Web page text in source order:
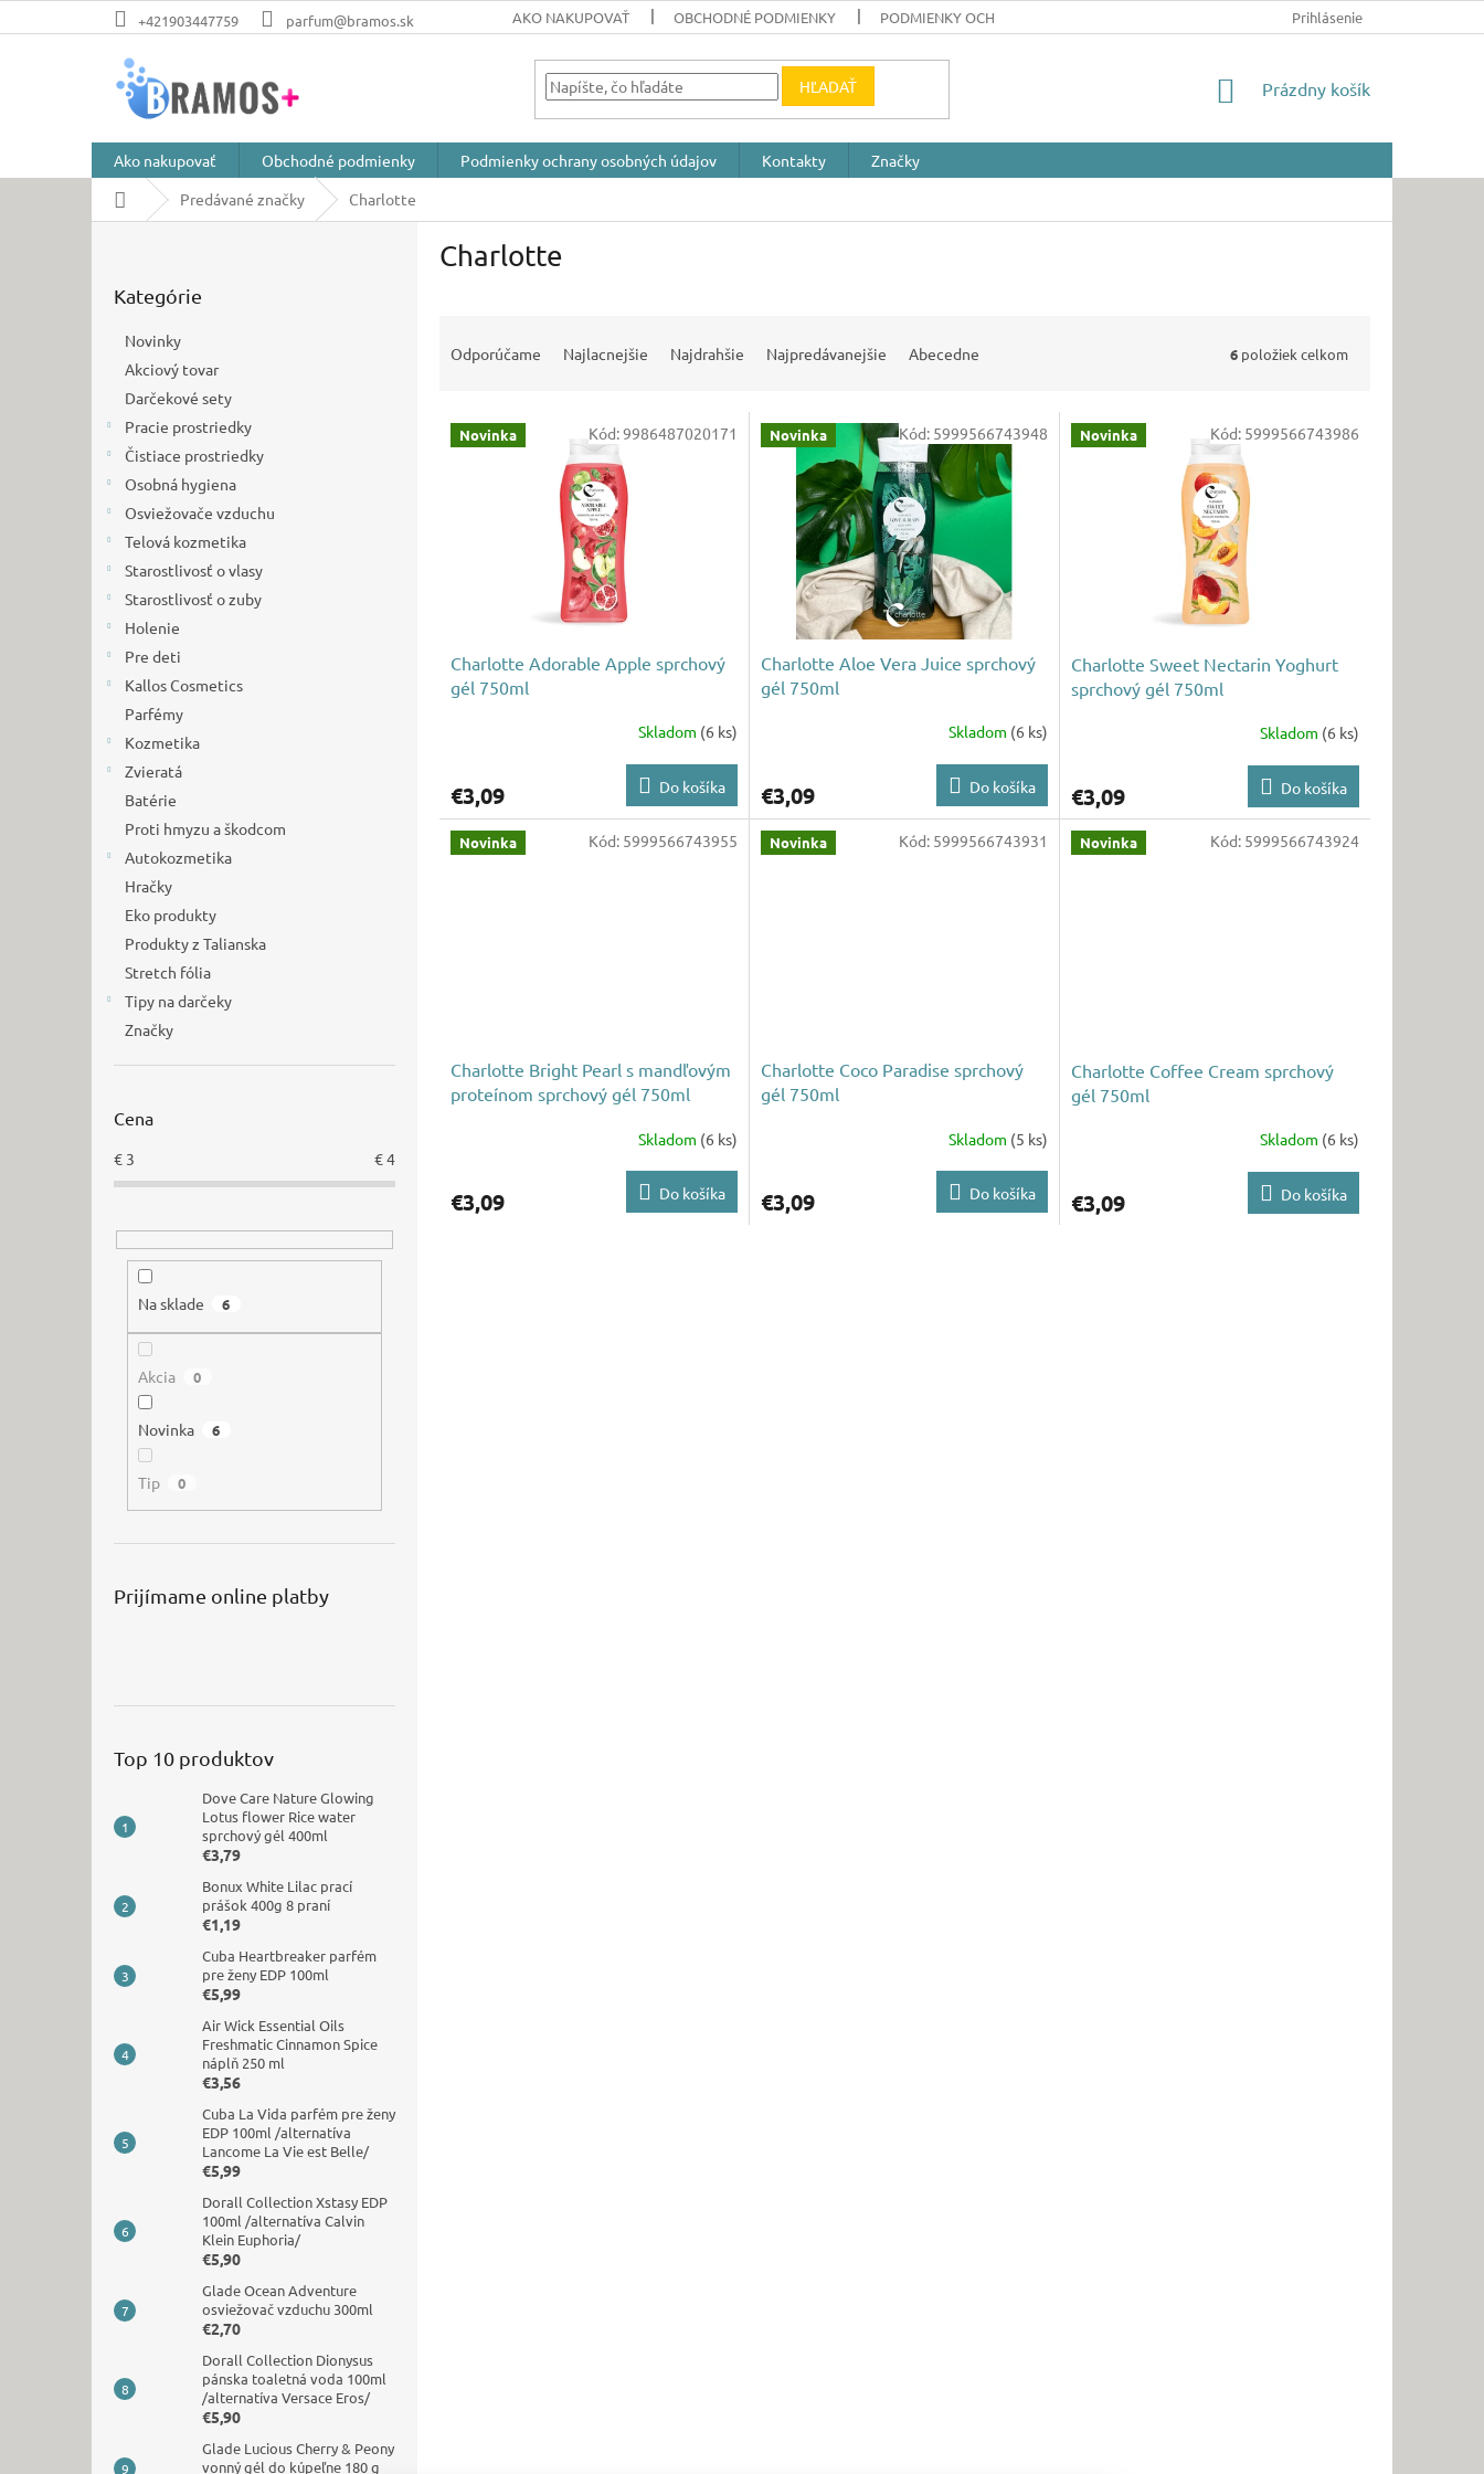
na
+421903447759 parfum@bramos.sk AKO NAKUPOVAŤ OBCHODNÉ PODMIENKY PODMIENKY OCHRANY OSOBNÝCH ÚDAJOV Prihlásenie
HĽADAŤ
NÁKUPNÝ
Prázdny košík
Ako nakupovať Obchodné podmienky Podmienky ochrany osobných údajov Kontakty
Značky
DomovPredávané značky Charlotte
kategórie
Kategórie
Novinky
Akciový tovar
Darčekové sety
Pracie prostriedky
Čistiace prostriedky
Osobná hygiena
Osviežovače vzduchu
Telová kozmetika
Starostlivosť o vlasy
Starostlivosť o zuby
Holenie
Pre deti
Kallos Cosmetics
Parfémy
Kozmetika
Zvieratá
Batérie
Proti hmyzu a škodcom
Autokozmetika
Hračky
Eko produkty
Produkty z Talianska
Stretch fólia
Tipy na darčeky
Značky
Cena
€ 3 €4
Na sklade 6
Akcia 0
Novinka 6
Tip 0
Prijímame online platby
Top 10 produktov
Dove Care Nature Glowing
Lotus flower Rice water
sprchový gél 400ml
€3,79
Bonux White Lilac prací
prášok 400g 8 praní
€1,19
Cuba Heartbreaker parfém
pre ženy EDP 100ml
€5,99
Air Wick Essential Oils
Freshmatic Cinnamon Spice
náplň 250 ml
€3,56
Cuba La Vida parfém pre ženy
EDP 100ml /alternatíva
Lancome La Vie est Belle/
€5,99
Dorall Collection Xstasy EDP
100ml /alternatíva Calvin
Klein Euphoria/
€5,90
Glade Ocean Adventure
osviežovač vzduchu 300ml
€2,70
Dorall Collection Dionysus
pánska toaletná voda 100ml
/alternatíva Versace Eros/
€5,90
Glade Lucious Cherry & Peony
vonný gél do kúpeľne 180 g
Charlotte
Odporúčame Najlacnejšie Najdrahšie Najpredávanejšie Abecedne 6 položiek celkom
V Novinka
Charlotte Adorable Apple sprchový
gél 750ml
Skladom (6 ks)
€3,09 Do košíka
Kód:9986487020171 Novinka
Charlotte Aloe Vera Juice sprchový
gél 750ml
Skladom (6 ks)
€3,09 Do košíka
Kód: 5999566743948 Novinka
Charlotte Sweet Nectarin Yoghurt
sprchový gél 750ml
Skladom (6 ks)
€3,09 Do košíka
Kód: 5999566743986
Novinka
Charlotte Bright Pearl s mandľovým
proteínom sprchový gél 750ml
Skladom (6 ks)
€3,09 Do košíka
Kód: 5999566743955 Novinka
Charlotte Coco Paradise sprchový
gél 750ml
Skladom (5 ks)
€3,09 Do košíka
Kód: 5999566743931 Novinka
Charlotte Coffee Cream sprchový
gél 750ml
Skladom (6 ks)
€3,09 Do košíka
Kód: 5999566743924